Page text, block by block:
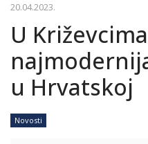
20.04.2023.
U
u Hrvatskoj
Novosti